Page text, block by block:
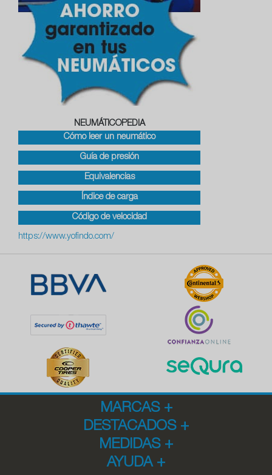
NEUMÁTICOPEDIA
Cómo leer un neumático
Guía de presión
Equivalencias
Índice de carga
Código de velocidad
https://www.yofindo.com/
MARCAS +
DESTACADOS +
MEDIDAS +
AYUDA +